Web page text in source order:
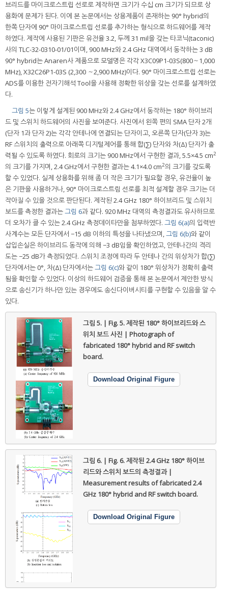
브리드를 마이크로스트립 선로로 제작하면 크기가 수십 cm 크기가 되므로 상
용화에 문제가 된다. 이에 본 논문에서는 상용제품이 존재하는 90° hybrid의
한쪽 단자에 90° 마이크로스트립 선로를 추가하는 형식으로 하드웨어를 제작
하였다. 제작에 사용된 기판은 유전율 3.2, 두께 31 mil을 갖는 타코닉(taconic)
사의 TLC-32-0310-01/01이며, 900 MHz와 2.4 GHz 대역에서 동작하는 3 dB
90° hybrid는 Anaren사 제품으로 모델명은 각각 X3C09P1-03S(800～1,000
MHz), X32C26P1-03S (2,300 ～2,900 MHz)이다. 90° 마이크로스트립 선로는
ADS를 이용한 전자기해석 Tool을 사용해 정확한 위상을 갖는 선로를 설계하였
다.
그림 5는 이렇게 설계된 900 MHz와 2.4 GHz에서 동작하는 180° 하이브리
드 및 스위치 하드웨어의 사진을 보여준다. 사진에서 왼쪽 편의 SMA 단자 2개
(단자 1과 단자 2)는 각각 안테나에 연결되는 단자이고, 오른쪽 단자(단자 3)는
RF 스위치의 출력으로 아래쪽 디지털제어를 통해 합(∑) 단자와 차(Δ) 단자가 출
력될 수 있도록 하였다. 회로의 크기는 900 MHz에서 구현한 결과, 5.5×4.5 cm2
의 크기를 가지며, 2.4 GHz에서 구현한 결과는 4.1×4.0 cm2의 크기를 갖도록
할 수 있었다. 실제 상용화를 위해 좀 더 작은 크기가 필요할 경우, 유전율이 높
은 기판을 사용하거나, 90° 마이크로스트림 선로를 최적 설계할 경우 크기는 더
작아질 수 있을 것으로 판단된다. 제작된 2.4 GHz 180° 하이브리드 및 스위치
보드를 측정한 결과는그림 6과 같다. 920 MHz 대역의 측정결과도 유사하므로
더 오차가 클 수 있는 2.4 GHz 측정데이타만을 첨부하였다. 그림 6(a)의 입력반
사계수는 모든 단자에서 −15 dB 이하의 특성을 나타냈으며,그림 6(b)와 같이
삽입손실은 하이브리드 동작에 의해 −3 dB임을 확인하였고, 안테나간의 격리
도는 −25 dB가 측정되었다. 스위치 조정에 따라 두 안테나 간의 위상차가 합(∑)
단자에서는 0°, 차(Δ) 단자에서는그림 6(c)와 같이 180° 위상차가 정확히 출력
됨을 확인할 수 있었다. 이상의 하드웨어 검증을 통해 본 논문에서 제안한 방식
으로 송신기가 하나만 있는 경우에도 송신다이버시티를 구현할 수 있음을 알 수
있다.
그림 5. | Fig. 5.제작된 180° 하이브리드와 스
위치 보드 사진 | Photograph of
fabricated 180° hybrid and RF switch
board.
Download Original Figure
그림 6. | Fig. 6.제작된 2.4 GHz 180° 하이브
리드와 스위치 보드의 측정결과 |
Measurement results of fabricated 2.4
GHz 180° hybrid and RF switch board.
Download Original Figure